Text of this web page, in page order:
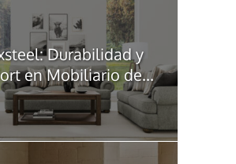
Durabilidad y
en Mobiliario de...